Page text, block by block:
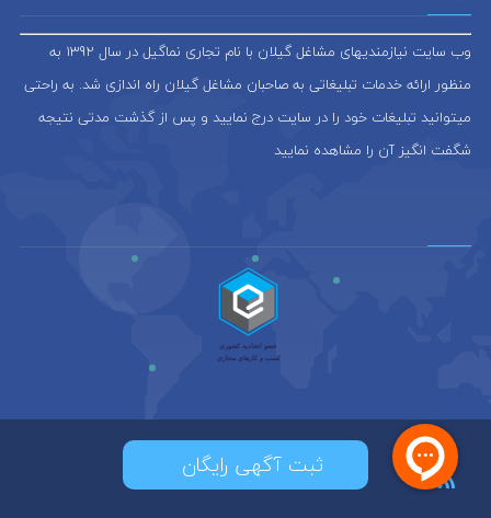
وب سایت نیازمندیهای مشاغل گیلان با نام تجاری نماگیل در سال 1392 به
منظور ارائه خدمات تبلیغاتی به صاحبان مشاغل گیلان راه اندازی شد. به راحتی
میتوانید تبلیغات خود را در سایت درج نمایید و پس از گذشت مدتی نتیجه
شگفت انگیز آن را مشاهده نمایید
ثبت آگهی رایگان